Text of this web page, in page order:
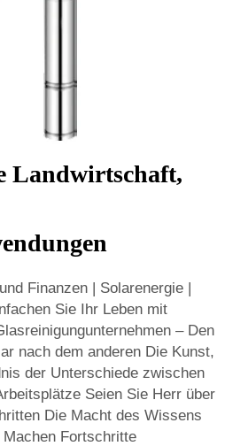
Landwirtschaft,
Finanzen | Solarenergie |
Sie Ihr Leben mit
– Den
nach dem anderen Die Kunst,
der Unterschiede zwischen
Seien Sie Herr über
Die Macht des Wissens
Fortschritte